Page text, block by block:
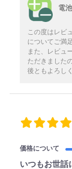
電
この度はレビ
についてご満
また、レビュ
ただきました
後ともよろし
価格について
いつもお世話